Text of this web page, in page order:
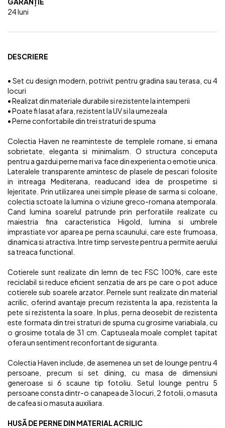
24 luni
DESCRIERE
• Set cu design modern, potrivit pentru gradina sau terasa, cu 4
locuri
• Realizat din materiale durabile si rezistente la intemperii
• Poate fi lasat afara, rezistent la UV si la umezeala
• Perne confortabile din trei straturi de spuma
Colectia Haven ne reaminteste de templele romane, si emana
sobrietate, eleganta si minimalism. O structura conceputa
pentru a gazdui perne mari va face din experienta o emotie unica.
Lateralele transparente amintesc de plasele de pescari folosite
in intreaga Mediterana, readucand idea de prospetime si
lejeritate. Prin utilizarea unei simple please de sarma si coloane,
colectia sctoate la lumina o viziune greco-romana atemporala.
Cand lumina soarelul patrunde prin perforatiile realizate cu
maiestria fina caracteristica Higold, lumina si umbrele
imprastiate vor aparea pe perna scaunului, care este frumoasa,
dinamica si atractiva. Intre timp serveste pentru a permite aerului
sa treaca functional.
Cotierele sunt realizate din lemn de tec FSC 100%, care este
reciclabil si reduce eficient senzatia de ars pe care o pot aduce
cotierele sub soarele arzator. Pernele sunt realizate din material
acrilic, oferind avantaje precum rezistenta la apa, rezistenta la
pete si rezistenta la soare. In plus, perna deosebit de rezistenta
este formata din trei straturi de spuma cu grosime variabiala, cu
o grosime totala de 31 cm. Captuseala moale complet tapitat
ofera un sentiment reconfortant de siguranta.
Colectia Haven include, de asemenea un set de lounge pentru 4
persoane, precum si set dining, cu masa de dimensiuni
generoase si 6 scaune tip fotoliu. Setul lounge pentru 5
persoane consta dintr-o canapea de 3 locuri, 2 fotolii, o masuta
de cafea si o masuta auxiliara.
HUSĂ DE PERNE DIN MATERIAL ACRILIC